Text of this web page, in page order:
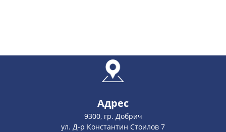
Адрес
9300, гр. Добрич
ул. Д-р Константин Стоилов 7